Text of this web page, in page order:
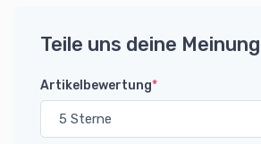
Teile uns deine
Artikelbewertung*